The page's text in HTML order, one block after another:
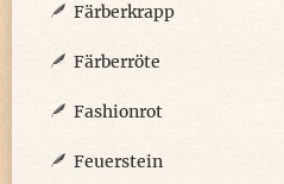
Färberkrapp
Färberröte
Fashionrot
Feuerstein